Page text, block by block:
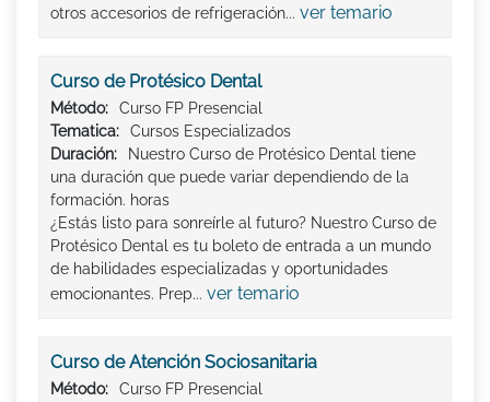
otros accesorios de refrigeración... ver temario
Curso de Protésico Dental
Método:
Curso FP Presencial
Tematica:
Cursos Especializados
Duración:
Nuestro Curso de Protésico Dental tiene
una duración que puede variar dependiendo de la
formación. horas
¿Estás listo para sonreírle al futuro? Nuestro Curso de
Protésico Dental es tu boleto de entrada a un mundo
de habilidades especializadas y oportunidades
emocionantes. Prep... ver temario
Curso de Atención Sociosanitaria
Método:
Curso FP Presencial